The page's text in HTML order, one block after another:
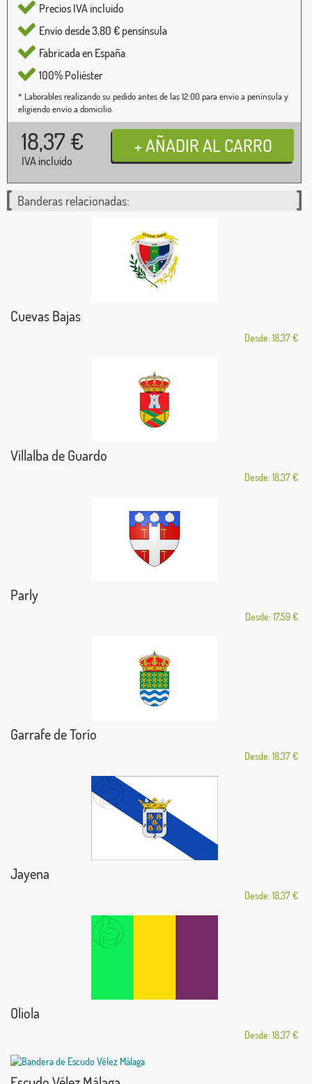
Precios IVA incluido
Envío desde 3,80 € pensínsula
Fabricada en España
100% Poliéster
* Laborables realizando su pedido antes de las 12:00 para envío a península y
eligiendo envío a domicilio.
18,37 €
IVA incluido
Banderas relacionadas:
Cuevas Bajas
Desde: 18,37 €
Villalba de Guardo
Desde: 18,37 €
Parly
Desde: 17,59 €
Garrafe de Torío
Desde: 18,37 €
Jayena
Desde: 18,37 €
Oliola
Desde: 18,37 €